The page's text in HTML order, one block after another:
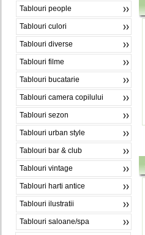
Tablouri people
Tablouri culori
Tablouri diverse
Tablouri filme
Tablouri bucatarie
Tablouri camera copilului
Tablouri sezon
Tablouri urban style
Tablouri bar & club
Tablouri vintage
Tablouri harti antice
Tablouri ilustratii
Tablouri saloane/spa